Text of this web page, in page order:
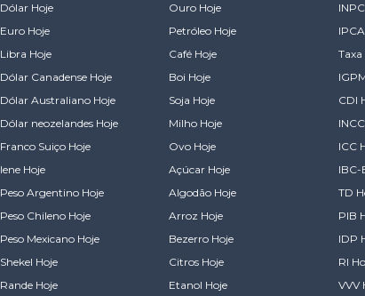
Dólar Hoje
Euro Hoje
Libra Hoje
Dólar Canadense Hoje
Dólar Australiano Hoje
Dólar neozelandes Hoje
Franco Suiço Hoje
Iene Hoje
Peso Argentino Hoje
Peso Chileno Hoje
Peso Mexicano Hoje
Shekel Hoje
Rande Hoje
Ouro Hoje
Petróleo Hoje
Café Hoje
Boi Hoje
Soja Hoje
Milho Hoje
Ovo Hoje
Açúcar Hoje
Algodão Hoje
Arroz Hoje
Bezerro Hoje
Citros Hoje
Etanol Hoje
Taxa
CDI
ICC
IBC-
TD
PIB
IDP
RI
VVV